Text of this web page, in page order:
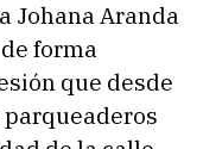
Johana Aranda
forma
que desde